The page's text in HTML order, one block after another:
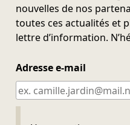
nouvelles de nos
toutes ces actualités et
lettre d’information.
Adresse e-mail